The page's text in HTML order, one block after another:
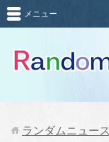
メニュー
ランダムニュース